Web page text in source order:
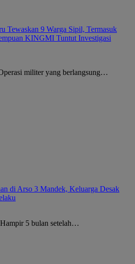
Tewaskan 9 Warga Sipil, Termasuk
KINGMI Tuntut Investigasi
militer yang berlangsung…
di Arso 3 Mandek, Keluarga Desak
5 bulan setelah…